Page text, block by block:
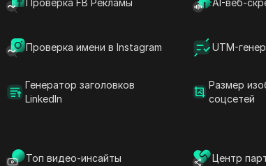
Проверка FB Рекламы AI-веб-
Проверка имени в Instagram UTM-
Генератор заголовков
LinkedIn
Размер
соцсетей
Топ видео-инсайты Центр
целевой рекламы, персонализированных
опыт работы в Интернете остается
механизмы отслеживания. Эта функция
перемещения по Интернету, что
информации.
отслеживания